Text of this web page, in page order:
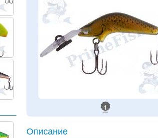
1
Описание